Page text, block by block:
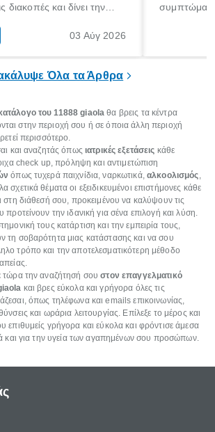
και δίνει την
για λίγες μέρες03 Αύγ 2026
Όλα τα Άρθρα
του 11888 giaola θα βρεις τα κέντρα
στην περιοχή σου ή σε όποια άλλη περιοχή
περισσότερο.
και αναζητάς όπωςιατρικές εξετάσεις κάθε
check up, πρόληψη και αντιμετώπιση
όπως τυχερά παιχνίδια, ναρκωτικά, αλκοολισμός,
σχετικά θέματα οι εξειδικευμένοι επιστήμονες κάθε
στη διάθεσή σου, προκειμένου να καλύψουν τις
την ιδανική για σένα επιλογή και λύση.
τους κατάρτιση και την εμπειρία τους,
τη σοβαρότητα μιας κατάστασης και να σου
τρόπο και την αποτελεσματικότερη μέθοδο
τώρα την αναζήτησή σουστον επαγγελματικό
και βρες εύκολα και γρήγορα όλες τις
όπως τηλέφωνα και emails επικοινωνίας,
και ωράρια λειτουργίας. Επίλεξε το μέρος και
επιθυμείς γρήγορα και εύκολα και φρόντισε άμεσα
και για την υγεία των αγαπημένων σου προσώπων.